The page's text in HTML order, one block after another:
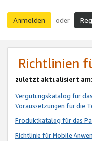
Anmelden oder
Richtlinien
zuletzt aktualisiert am
Vergütungskatalog für
Voraussetzungen für die
Produktkatalog für das
Richtlinie für Mobile